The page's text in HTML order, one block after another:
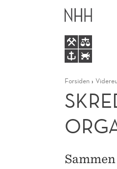
ENDRING
Forsiden